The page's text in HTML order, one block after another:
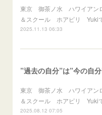
東京 御茶ノ水 ハワイアン
＆スクール ホアピリ Yuki
2025.11.13 06:33
東京 御茶ノ水 ハワイアン
＆スクール ホアピリ Yuki
2025.08.12 07:05